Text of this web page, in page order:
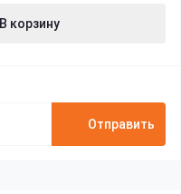
В корзину
Отправить